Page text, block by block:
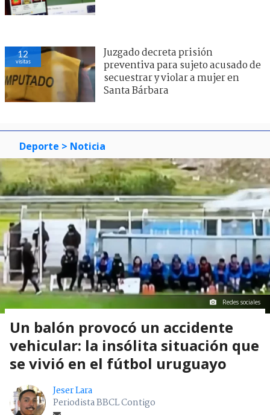
12
visitas
Juzgado decreta prisión
preventiva para sujeto acusado de
secuestrar y violar a mujer en
Santa Bárbara
Deporte > Noticia
Redes sociales
Un balón provocó un accidente
vehicular: la insólita situación que
se vivió en el fútbol uruguayo
Jeser Lara
Periodista BBCL Contigo